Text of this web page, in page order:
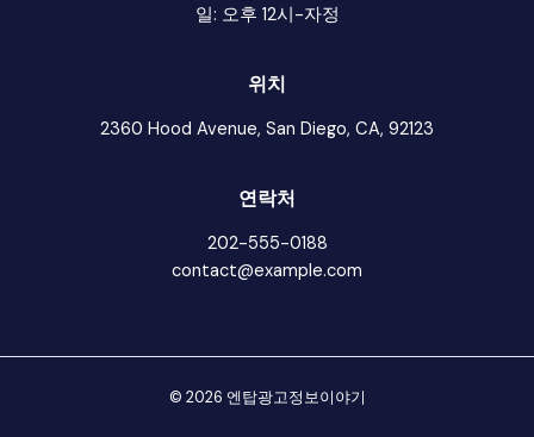
일: 오후 12시-자정
위치
2360 Hood Avenue, San Diego, CA, 92123
연락처
202-555-0188
contact@example.com
© 2026 엔탑광고정보이야기